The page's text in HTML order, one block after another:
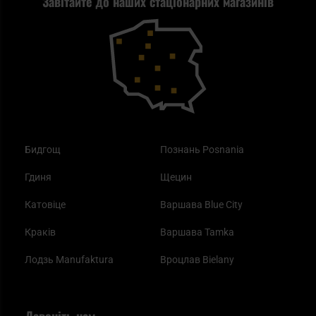
Бидгощ
Гдиня
Катовіце
Краків
Лодзь Manufaktura
Познань Posnania
Щецин
Варшава Blue City
Варшава Tamka
Вроцлав Bielany
Повернення товару
Як працює маска від смогу?
Найкращі спальні мішки на осінь